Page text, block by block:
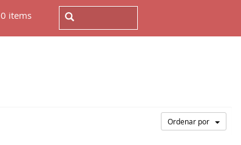
0 items
Ordenar por